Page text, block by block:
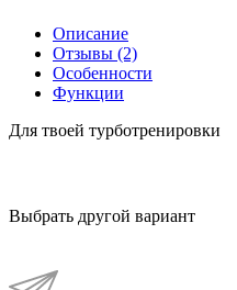
Описание
Отзывы (2)
Особенности
Функции
Для твоей турботренировки
Выбрать другой вариант